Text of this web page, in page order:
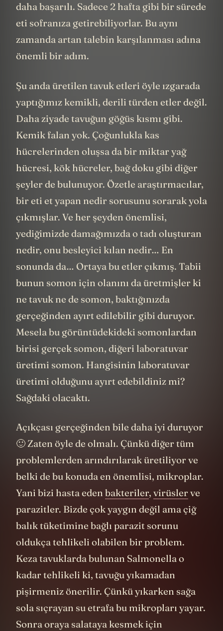
daha başarılı. Sadece 2 hafta gibi bir sürede
eti sofranıza getirebiliyorlar. Bu aynı
zamanda artan talebin karşılanması adına
önemli bir adım.
Şu anda üretilen tavuk etleri öyle ızgarada
yaptığımız kemikli, derili türden etler değil.
Daha ziyade tavuğun göğüs kısmı gibi.
Kemik falan yok. Çoğunlukla kas
hücrelerinden oluşsa da bir miktar yağ
hücresi, kök hücreler, bağ doku gibi diğer
şeyler de bulunuyor. Özetle araştırmacılar,
bir eti et yapan nedir sorusunu sorarak yola
çıkmışlar. Ve her şeyden önemlisi,
yediğimizde damağımızda o tadı oluşturan
nedir, onu besleyici kılan nedir… En
sonunda da… Ortaya bu etler çıkmış. Tabii
bunun somon için olanını da üretmişler ki
ne tavuk ne de somon, baktığınızda
gerçeğinden ayırt edilebilir gibi duruyor.
Mesela bu görüntüdekideki somonlardan
birisi gerçek somon, diğeri laboratuvar
üretimi somon. Hangisinin laboratuvar
üretimi olduğunu ayırt edebildiniz mi?
Sağdaki olacaktı.
Açıkçası gerçeğinden bile daha iyi duruyor
🙂 Zaten öyle de olmalı. Çünkü diğer tüm
problemlerden arındırılarak üretiliyor ve
belki de bu konuda en önemlisi, mikroplar.
Yani bizi hasta eden bakteriler, virüslerve
parazitler. Bizde çok yaygın değil ama çiğ
balık tüketimine bağlı parazit sorunu
oldukça tehlikeli olabilen bir problem.
Keza tavuklarda bulunan Salmonella o
kadar tehlikeli ki, tavuğu yıkamadan
pişirmeniz önerilir. Çünkü yıkarken sağa
sola sıçrayan su etrafa bu mikropları yayar.
Sonra oraya salataya kesmek için